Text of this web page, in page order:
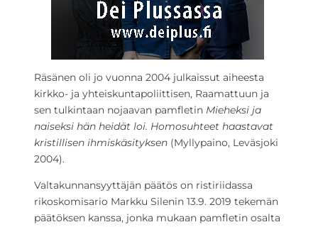
Räsänen oli jo vuonna 2004 julkaissut aiheesta
kirkko- ja yhteiskuntapoliittisen, Raamattuun ja
sen tulkintaan nojaavan pamfletin Mieheksi ja
naiseksi hän heidät loi. Homosuhteet haastavat
kristillisen ihmiskäsityksen (Myllypaino, Leväsjoki
2004).
Valtakunnansyyttäjän päätös on ristiriidassa
rikoskomisario Markku Silenin 13.9. 2019 tekemän
päätöksen kanssa, jonka mukaan pamfletin osalta